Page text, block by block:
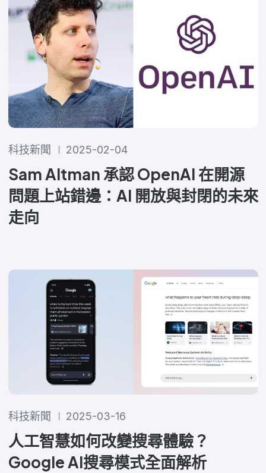
科技新聞 2025-02-04
Sam Altman 承認 OpenAI 在開源
問題上站錯邊：AI 開放與封閉的未來
走向
科技新聞 2025-03-16
人工智慧如何改變搜尋體驗？
Google AI搜尋模式全面解析